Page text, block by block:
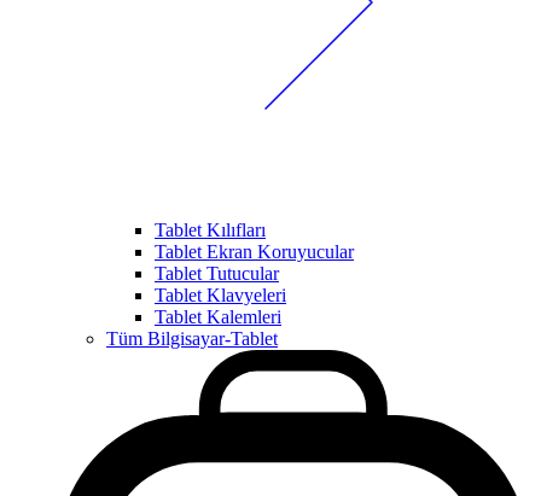
Tablet Kılıfları
Tablet Ekran Koruyucular
Tablet Tutucular
Tablet Klavyeleri
Tablet Kalemleri
Tüm Bilgisayar-Tablet